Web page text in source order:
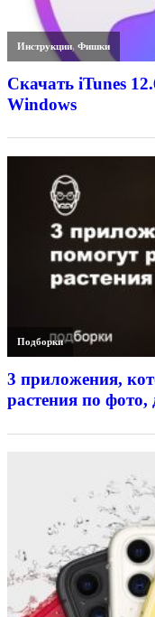
Инструкции,Фишки
Скачать iTunes
Windows
Подборки
3 приложения,
растения по